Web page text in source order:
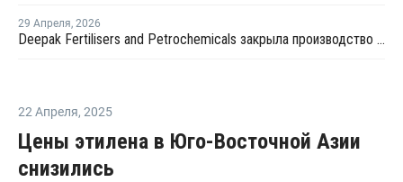
29 Апреля, 2026
Deepak Fertilisers and Petrochemicals закрыла производство изопропилового спирта из-за перебоев в поставках пропилена
22 Апреля, 2025
Цены этилена в Юго-Восточной Азии
снизились